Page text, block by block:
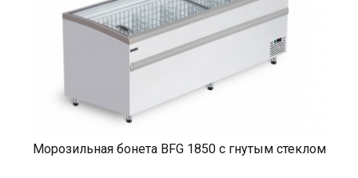
Морозильная бонета BFG 1850 с гнутым стеклом